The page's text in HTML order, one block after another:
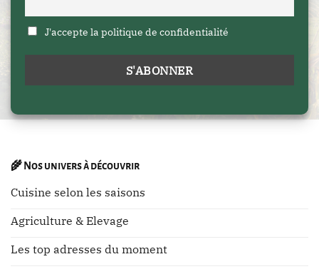
J'accepte la politique de confidentialité
🌾Nos univers à découvrir
Cuisine selon les saisons
Agriculture & Elevage
Les top adresses du moment